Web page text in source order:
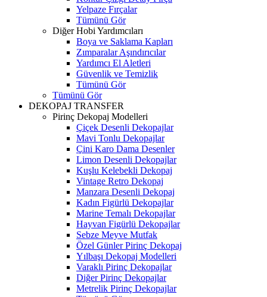
Yelpaze Fırçalar
Tümünü Gör
Diğer Hobi Yardımcıları
Boya ve Saklama Kapları
Zımparalar Aşındırıcılar
Yardımcı El Aletleri
Güvenlik ve Temizlik
Tümünü Gör
Tümünü Gör
DEKOPAJ TRANSFER
Pirinç Dekopaj Modelleri
Çiçek Desenli Dekopajlar
Mavi Tonlu Dekopajlar
Çini Karo Dama Desenler
Limon Desenli Dekopajlar
Kuşlu Kelebekli Dekopaj
Vintage Retro Dekopaj
Manzara Desenli Dekopaj
Kadın Figürlü Dekopajlar
Marine Temalı Dekopajlar
Hayvan Figürlü Dekopajlar
Sebze Meyve Mutfak
Özel Günler Pirinç Dekopaj
Yılbaşı Dekopaj Modelleri
Varaklı Pirinç Dekopajlar
Diğer Pirinç Dekopajlar
Metrelik Pirinç Dekopajlar